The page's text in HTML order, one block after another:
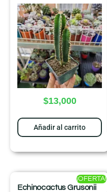
$13,000
Añadir al carrito
Echinocactus Grusonii
¡OFERTA!